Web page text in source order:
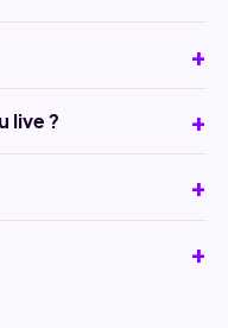
live ?